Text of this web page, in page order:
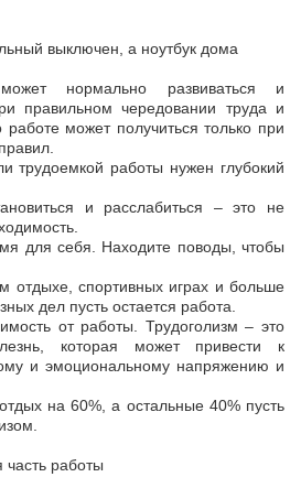
выключен, а ноутбук дома
нормально развиваться и
правильном чередовании труда и
может получиться только при
трудоемкой работы нужен глубокий
и расслабиться – это не
для себя. Находите поводы, чтобы
отдыхе, спортивных играх и больше
дел пусть остается работа.
от работы. Трудоголизм – это
которая может привести к
и эмоциональному напряжению и
на 60%, а остальные 40% пусть
работы